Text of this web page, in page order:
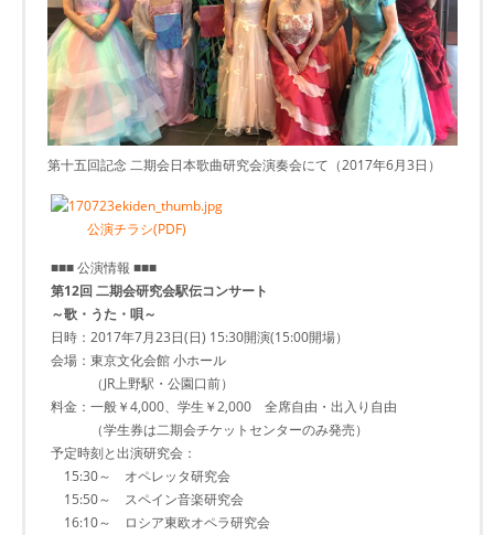
第十五回記念 二期会日本歌曲研究会演奏会にて（2017年6月3日）
公演チラシ(PDF)
■■■ 公演情報 ■■■
第12回 二期会研究会駅伝コンサート
～歌・うた・唄～
日時：2017年7月23日(日) 15:30開演(15:00開場）
会場：東京文化会館 小ホール
（JR上野駅・公園口前）
料金：一般￥4,000、学生￥2,000 全席自由・出入り自由
（学生券は二期会チケットセンターのみ発売）
予定時刻と出演研究会：
15:30～ オペレッタ研究会
15:50～ スペイン音楽研究会
16:10～ ロシア東欧オペラ研究会